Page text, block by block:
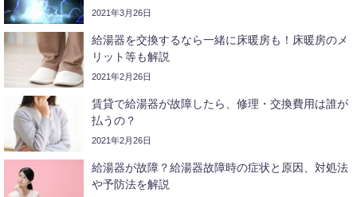
2021年3月26日
給湯器を交換するなら一緒に床暖房も！床暖房のメ
リット等も解説
2021年2月26日
賃貸で給湯器が故障したら、修理・交換費用は誰が
払うの？
2021年2月26日
給湯器が故障？給湯器故障時の症状と原因、対処法
や予防法を解説